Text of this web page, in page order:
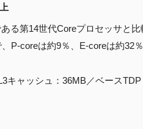
る第14世代Coreプロセッサと
P-coreは約9％、E-coreは約32
キャッシュ：36MB／ベースTDP